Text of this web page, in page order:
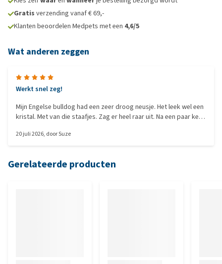
Gratis verzending vanaf € 69,-
Klanten beoordelen Medpets met een 4,6/5
Wat anderen zeggen
Werkt snel zeg!
Mijn Engelse bulldog had een zeer droog neusje. Het leek wel een
kristal. Met van die staafjes. Zag er heel raar uit. Na een paar keer
nu al? Heel blij mee.....dus zeker aan te raden hoor! Hij heeft ook
20 juli 2026, doorSuze
Gerelateerde producten